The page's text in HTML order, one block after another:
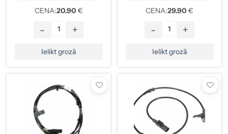
CENA:20.90 €
- +
Ielikt grozā
CENA:29.90 €
- +
Ielikt grozā